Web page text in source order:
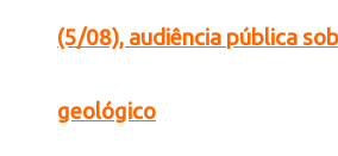
(5/08), audiência pública
geológico